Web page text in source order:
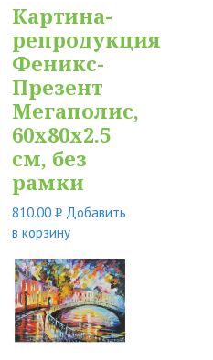
Картина-
репродукция
Феникс-
Презент
Мегаполис,
60x80x2.5
см, без
рамки
810.00Р
УБ.
Добавить
в корзину